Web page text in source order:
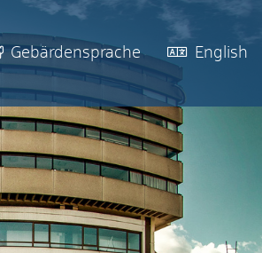
Gebärdensprache English